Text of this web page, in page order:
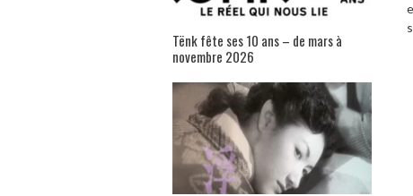
Tënk fête ses 10 ans – de mars à
novembre 2026